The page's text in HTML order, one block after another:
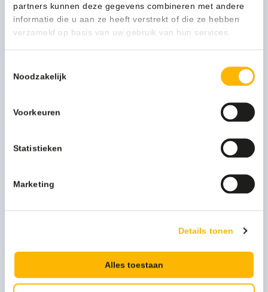
partners kunnen deze gegevens combineren met andere
informatie die u aan ze heeft verstrekt of die ze hebben
verzameld op basis van uw gebruik van hun services.
Noodzakelijk
Voorkeuren
Statistieken
Marketing
Details tonen
Alles toestaan
Beschrijving
Turtle Wax Hybrid Solutions Pro Pure Wash met Slick & Slide
Polymers is uniek geformuleerd om ongelooflijk schuim en
verbazingwekkende reinigingscapaciteit te bieden zonder
coatings. Door gebruik te maken van de meest effectieve
pH-neutrale oppervlakte actieve stoffen in de industrie,
heeft een geweldige geur, en is extreem makkelijk af te
Dik aanhangend schuim dat gemakkelijk af te spoelen is en
Heerlijke fruitige geur
Turtle Wax